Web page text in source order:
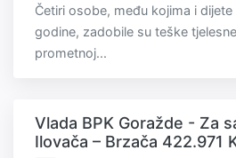
Četiri osobe, među kojima i
godine, zadobile su teške
prometnoj...
Vlada BPK Goražde - Za
Ilovača – Brzača 422.971